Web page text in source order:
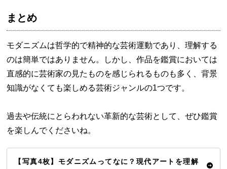
まとめ
モダニズムは哲学的で精神的な芸術運動であり、理解する
のは簡単ではありません。しかし、作品を鑑賞においては
直感的に芸術家の見たものを感じられるものも多く、背景
知識がなくても楽しめる芸術ジャンルの1つです。
過去や伝統にとらわれない革新的な芸術として、ぜひ鑑賞
を楽しんでくださいね。
【写真4枚】モダニズムってなに？現代アートを理解